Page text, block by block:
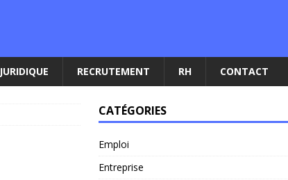
JURIDIQUE RECRUTEMENT RH CONTACT
CATÉGORIES
Emploi
Entreprise